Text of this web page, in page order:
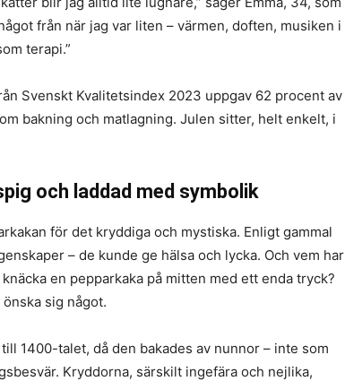
från när jag var liten – värmen, doften, musiken i
terapi.”
Svenskt Kvalitetsindex 2023 uppgav 62 procent av
bakning och matlagning. Julen sitter, helt enkelt, i
och laddad med symbolik
för det kryddiga och mystiska. Enligt gammal
– de kunde ge hälsa och lycka. Och vem har
en pepparkaka på mitten med ett enda tryck?
sig något.
1400-talet, då den bakades av nunnor – inte som
Kryddorna, särskilt ingefära och nejlika,